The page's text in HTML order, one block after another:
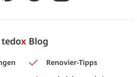
tedoxBlog
Renovier-Tipps